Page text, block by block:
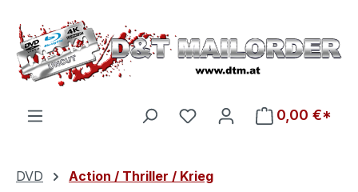
Zum Hauptinhalt springen
Du hast 0 Produkte auf
0,00 €*
DVD Action / Thriller / Krieg